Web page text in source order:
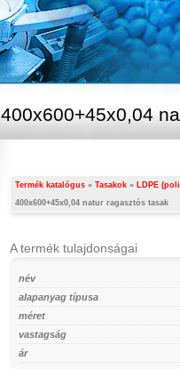
400x600+45x0,04
Termék katalógus » Tasakok » LDPE
400x600+45x0,04 natur ragasztós tasak
A termék tulajdonságai
név
alapanyag típusa
méret
vastagság
ár